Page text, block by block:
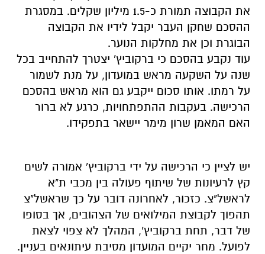
את הקבוצה תמורת כ-1.5 מיליון שקלים. במסגרת
ההסכם שחקן העבר יקבל לידיו את הקבוצה
הבוגרת וכן את מחלקות הנוער.
עוד נקבע בהסכם כי ברקוביץ' יצטרך להתחייב בכל
שנה על השקעה מראש במועדון, על מנת לשמור
על רמתו. אותו סכום ייקבע גם הוא מראש בהסכם
הרכישה. בעקבות ההתפתחויות, כרגע לא ברור
האם המאמן שרון מימר יישאר בתפקידו.
יש לציין כי הרכישה על ידי ברקוביץ' אמורה לשים
קץ לרעיונות של שיתוף פעולה בין מכבי ת"א
לראשל"צ. כזכור, לאחרונה דובר על כך שראשל"צ
תהפוך לקבוצת המילואים של הצהובים, אך בסופו
של דבר, תחת ברקוביץ', המהלך לא צפוי לצאת
לפועל. מחר יקיים המועדון מסיבת עיתונאים בעניין.